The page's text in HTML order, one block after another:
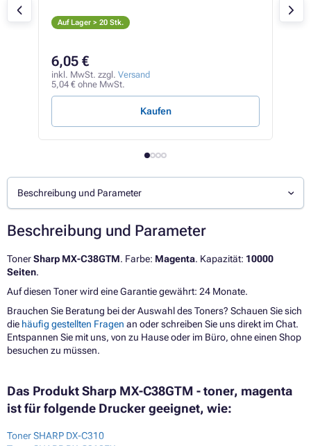
Auf Lager > 20 Stk.
6,05 €
inkl. MwSt. zzgl. Versand
5,04 € ohne MwSt.
Kaufen
Beschreibung und Parameter
Beschreibung und Parameter
TonerSharp MX-C38GTM. Farbe: Magenta. Kapazität: 10000
Seiten.
Auf diesen Toner wird eine Garantie gewährt: 24 Monate.
Brauchen Sie Beratung bei der Auswahl des Toners? Schauen Sie sich
die häufig gestellten Fragen an oder schreiben Sie uns direkt im Chat.
Entspannen Sie mit uns, von zu Hause oder im Büro, ohne einen Shop
besuchen zu müssen.
Das Produkt Sharp MX-C38GTM - toner, magenta
ist für folgende Drucker geeignet, wie:
Toner SHARP DX-C310